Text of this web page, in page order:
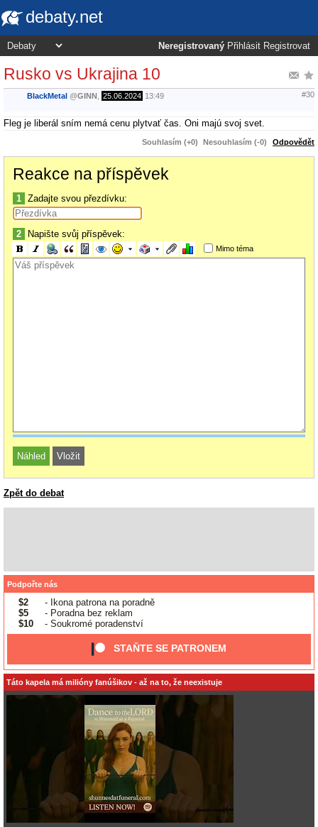
debaty.net
Neregistrovaný Přihlásit Registrovat
Rusko vs Ukrajina 10
BlackMetal @GINN 25.06.2024 13:49 #30
Fleg je liberál sním nemá cenu plytvať čas. Oni majú svoj svet.
Souhlasím (+0) Nesouhlasím (-0) Odpovědět
Reakce na příspěvek
1 Zadajte svou přezdívku:
2 Napište svůj příspěvek:
Mimo téma
Zpět do debat
Podpořte nás
$2
- Ikona patrona na poradně
$5
- Poradna bez reklam
$10
- Soukromé poradenství
STAŇTE SE PATRONEM
Táto kapela má milióny fanúšikov - až na to, že neexistuje